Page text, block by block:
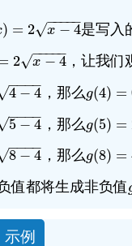
) = 2 x − 4
− −
−−−
√
)=2 x−4 是写入
2 x − 4
− −
−−−
√
2 x−4
，让我
4 − 4
− −
−−
4 ，那么g(4) =
g(4) =0
5 − 4
− −
−−
4 ，那么g(5) =
g(5) =2
8 − 4
− −
−−
4 ，那么g(8) =
g(8) =4
值都将生成非负值
示例